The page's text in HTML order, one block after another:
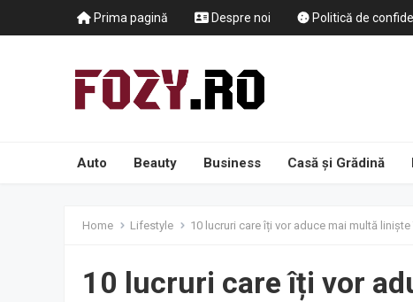
Prima pagină Despre noi Politică de
Auto Beauty Business Casă și Grădină
Home Lifestyle 10 lucruri care îți vor aduce mai multă
10 lucruri care îți vor